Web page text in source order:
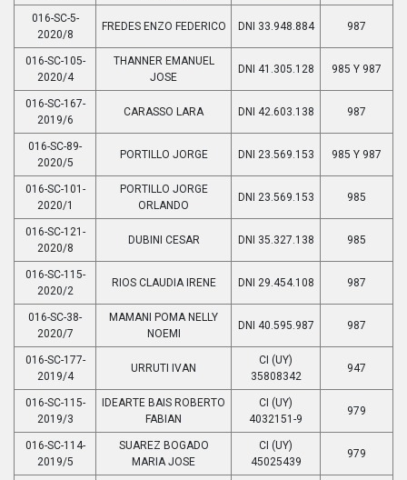
016-SC-5-
2020/8
FREDES ENZO FEDERICO DNI 33.948.884 987
016-SC-105-
2020/4
THANNER EMANUEL
JOSE
DNI 41.305.128 985 Y 987
016-SC-167-
2019/6
CARASSO LARA DNI 42.603.138 987
016-SC-89-
2020/5
PORTILLO JORGE DNI 23.569.153 985 Y 987
016-SC-101-
2020/1
PORTILLO JORGE
ORLANDO
DNI 23.569.153 985
016-SC-121-
2020/8
DUBINI CESAR DNI 35.327.138 985
016-SC-115-
2020/2
RIOS CLAUDIA IRENE DNI 29.454.108 987
016-SC-38-
2020/7
MAMANI POMA NELLY
NOEMI
DNI 40.595.987 987
016-SC-177-
2019/4
URRUTI IVAN
CI (UY)
35808342
947
016-SC-115-
2019/3
IDEARTE BAIS ROBERTO
FABIAN
CI (UY)
4032151-9
979
016-SC-114-
2019/5
SUAREZ BOGADO
MARIA JOSE
CI (UY)
45025439
979